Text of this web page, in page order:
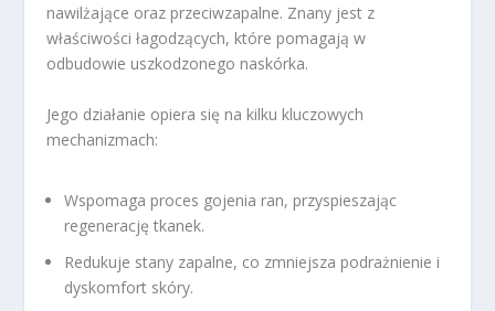
nawilżające oraz przeciwzapalne. Znany jest z
właściwości łagodzących, które pomagają w
odbudowie uszkodzonego naskórka.
Jego działanie opiera się na kilku kluczowych
mechanizmach:
Wspomaga proces gojenia ran, przyspieszając
regenerację tkanek.
Redukuje stany zapalne, co zmniejsza podrażnienie i
dyskomfort skóry.